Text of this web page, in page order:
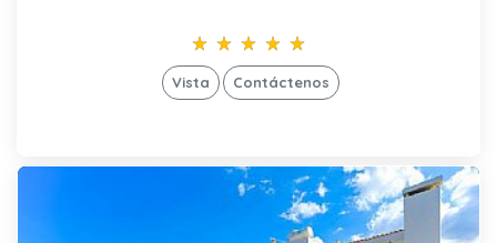
star_rate star_rate star_rate star_rate star_rate
star_rate star_rate star_rate star_rate star_rate
Vista Contáctenos